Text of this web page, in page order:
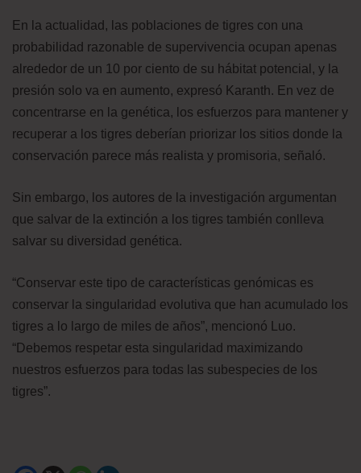
En la actualidad, las poblaciones de tigres con una
probabilidad razonable de supervivencia ocupan apenas
alrededor de un 10 por ciento de su hábitat potencial, y la
presión solo va en aumento, expresó Karanth. En vez de
concentrarse en la genética, los esfuerzos para mantener y
recuperar a los tigres deberían priorizar los sitios donde la
conservación parece más realista y promisoria, señaló.
Sin embargo, los autores de la investigación argumentan
que salvar de la extinción a los tigres también conlleva
salvar su diversidad genética.
“Conservar este tipo de características genómicas es
conservar la singularidad evolutiva que han acumulado los
tigres a lo largo de miles de años”, mencionó Luo.
“Debemos respetar esta singularidad maximizando
nuestros esfuerzos para todas las subespecies de los
tigres”.